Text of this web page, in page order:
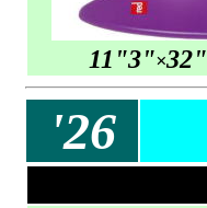
11"3"×32"
'26